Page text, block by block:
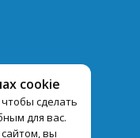
cookie
сделать
для вас.
вы